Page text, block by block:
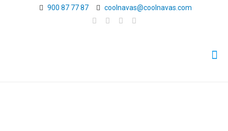
900 87 77 87 coolnavas@coolnavas.com